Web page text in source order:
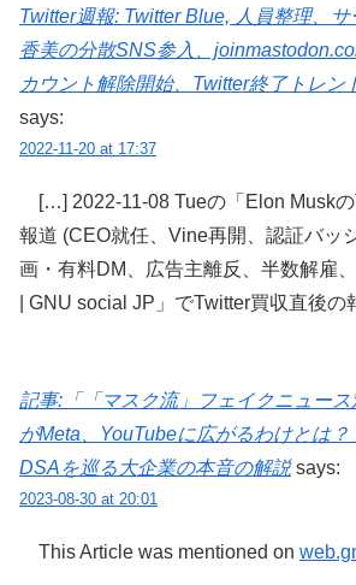
Twitter週報: Twitter Blue, 人員整理、
香美の分散SNS参入、
カウント解除開始、Twitter終了トレン
says:
2022-11-20 at 17:37
[…] 2022-11-08 Tueの「Elon Musk
報道 (CEO就任、Vine再開、認証バッ
画・有料DM、広告主離反、半数解雇
| GNU social JP」でTwitter買収直後
記事:「「マスク流」フェイクニュー
がMeta、YouTubeに広がるわけとは？
DSAを巡る大企業の本音の解説 says:
2023-08-30 at 20:01
This Article was mentioned on